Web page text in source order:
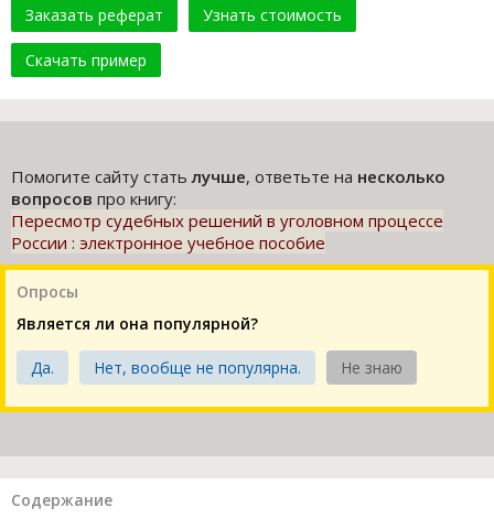
Заказать реферат Узнать стоимость
Скачать пример
Помогите сайту статьлучше, ответьте на несколько
вопросов про книгу:
Пересмотр судебных решений в уголовном процессе
России : электронное учебное пособие
Опросы
Является ли она популярной?
Да. Нет, вообще не популярна. Не знаю
Содержание